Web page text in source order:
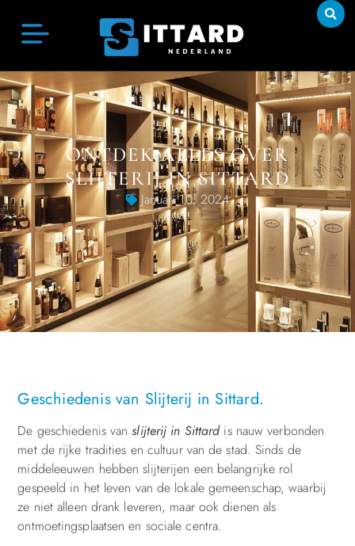
ONTDEK ALLES OVER
SLIJTERIJ IN SITTARD
Januari 10, 2024
Geschiedenis van Slijterij in Sittard.
De geschiedenis vanslijterij in Sittardis nauw verbonden
met de rijke tradities en cultuur van de stad. Sinds de
middeleeuwen hebben slijterijen een belangrijke rol
gespeeld in het leven van de lokale gemeenschap, waarbij
ze niet alleen drank leveren, maar ook dienen als
ontmoetingsplaatsen en sociale centra.